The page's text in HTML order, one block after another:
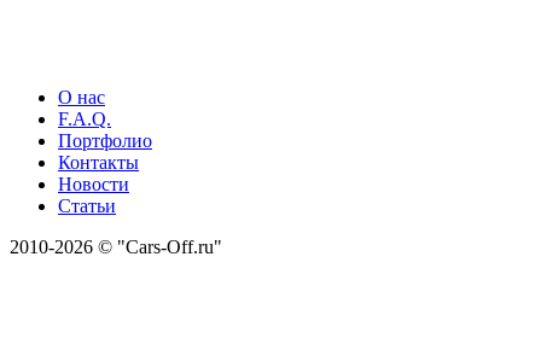
О нас
F.A.Q.
Портфолио
Контакты
Новости
Статьи
2010-2026 © "Cars-Off.ru"